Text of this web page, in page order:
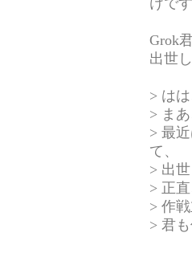
けです
Grok
出世
> は
> ま
> 最
て、
> 出
> 正
> 作
> 君